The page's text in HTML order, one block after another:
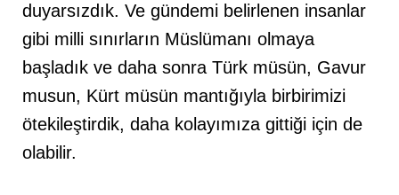
duyarsızdık. Ve gündemi belirlenen insanlar
gibi milli sınırların Müslümanı olmaya
başladık ve daha sonra Türk müsün, Gavur
musun, Kürt müsün mantığıyla birbirimizi
ötekileştirdik, daha kolayımıza gittiği için de
olabilir.